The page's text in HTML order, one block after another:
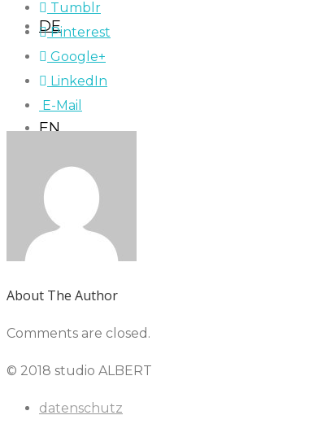
DE
EN
Tumblr
Pinterest
Google+
LinkedIn
E-Mail
About The Author
Comments are closed.
© 2018 studio ALBERT
datenschutz